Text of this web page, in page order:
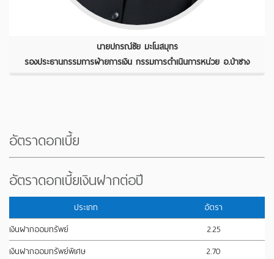
นายปกรณ์ชัย มะโนสมุทร
รองประธานกรรมการฝ่ายการเงิน กรรมการดำเนินการหน่วย อ.ป่าซาง
อัตราดอกเบี้ย
อัตราดอกเบี้ยเงินฝากต่อปี
ประเภท
อัตรา
เงินฝากออมทรัพย์
2.25
เงินฝากออมทรัพย์พิเศษ
2.70